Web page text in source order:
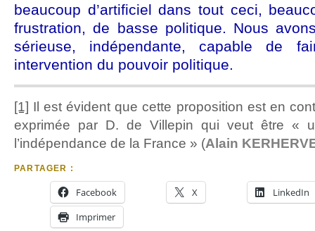
beaucoup d’artificiel dans tout ceci,
frustration, de basse politique. Nous
sérieuse, indépendante, capable de
intervention du pouvoir politique.
[1] Il est évident que cette proposition est en
exprimée par D. de Villepin qui veut être «
l’indépendance de la France » (Alain
PARTAGER :
Facebook X
LinkedIn
Imprimer